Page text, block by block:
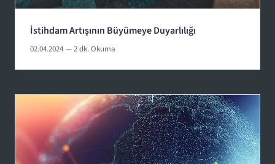
İstihdam Artışının Büyümeye Duyarlılığı
02.04.2024 — 2 dk. Okuma